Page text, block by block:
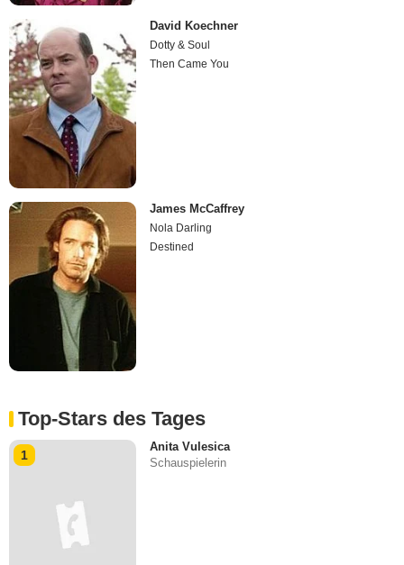
David Koechner
Dotty & Soul
Then Came You
James McCaffrey
Nola Darling
Destined
Top-Stars des Tages
1
Anita Vulesica
Schauspielerin